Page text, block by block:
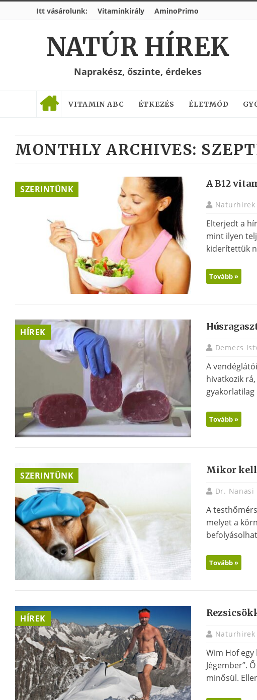
Itt vásárolunk: Vitaminkirály AminoPrimo
NATÚR HÍREK
Naprakész, őszinte, érdekes
VITAMIN ABC ÉTKEZÉS ÉLETMÓD
MONTHLY ARCHIVES:
SZERINTÜNK A B12
Naturhirek
Elterjedt a
mint ilyen
kiderítettük
Tovább »
HÍREK
Demecs
A
hivatkozik
gyakorlatilag
Tovább »
SZERINTÜNK Mikor kell
Dr. Nanasi
A
melyet a
Tovább »
HÍREK
Naturhirek
Wim Hof egy
Jégember”.
minősül.